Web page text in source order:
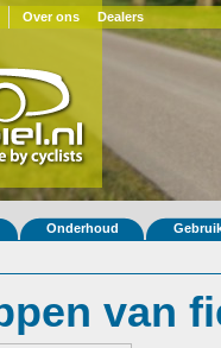
Over ons Dealers
Onderhoud
van